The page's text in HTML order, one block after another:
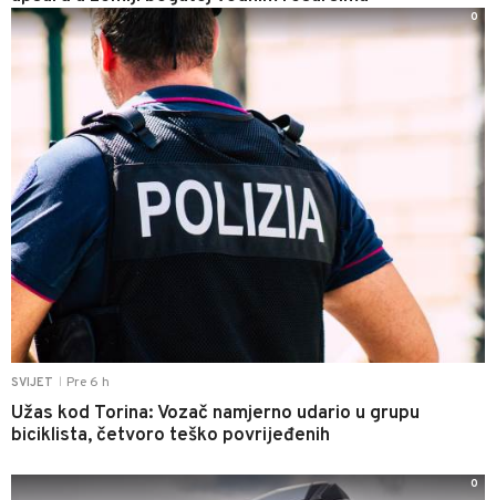
SVIJET Pre 6 h
Užas kod Torina: Vozač namjerno udario u grupu
biciklista, četvoro teško povrijeđenih
0
0